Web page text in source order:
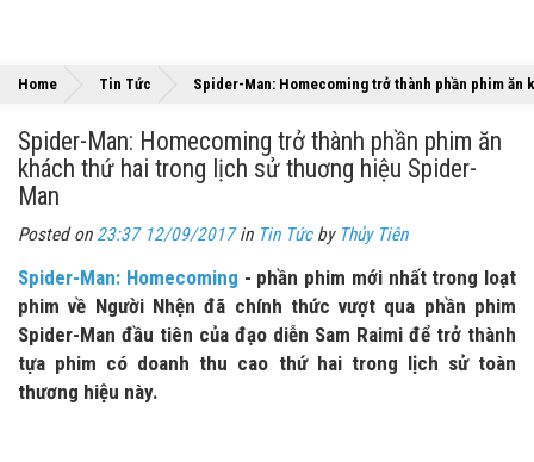
Home Tin Tức Spider-Man: Homecoming trở thành phần phim
Spider-Man: Homecoming trở thành phần phim ăn
khách thứ hai trong lịch sử thuơng hiệu Spider-
Man
Posted on 23:37 12/09/2017in Tin Tứcby Thủy Tiên
Spider-Man: Homecoming - phần phim mới nhất trong loạt
phim về Người Nhện đã chính thức vượt qua phần phim
Spider-Man đầu tiên của đạo diễn Sam Raimi để trở thành
tựa phim có doanh thu cao thứ hai trong lịch sử toàn
thương hiệu này.